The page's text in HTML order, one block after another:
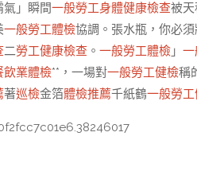
氣」瞬間一般勞工身體健康檢查被
一般勞工體檢協調。張水瓶，你必
二勞工健康檢查 。 一般勞工體檢 」 一
飲業體檢**，一場對一般勞工健檢稱
著巡檢金箔體檢推薦千紙鶴一般勞